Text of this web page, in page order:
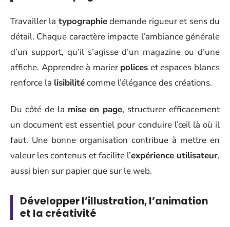
Travailler la typographiedemande rigueur et sens du
détail. Chaque caractère impacte l’ambiance générale
d’un support, qu’il s’agisse d’un magazine ou d’une
affiche. Apprendre à marier polices et espaces blancs
renforce la lisibilitécomme l’élégance des créations.
Du côté de la mise en page, structurer efficacement
un document est essentiel pour conduire l’œil là où il
faut. Une bonne organisation contribue à mettre en
valeur les contenus et facilite l’expérience utilisateur,
aussi bien sur papier que sur le web.
Développer l’illustration, l’animation
et la créativité